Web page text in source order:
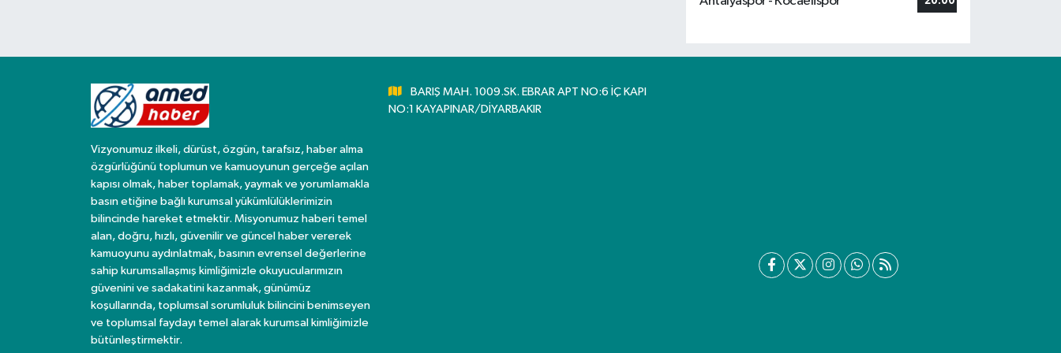
Vizyonumuz ilkeli, dürüst, özgün, tarafsız, haber alma
özgürlüğünü toplumun ve kamuoyunun gerçeğe açılan
kapısı olmak, haber toplamak, yaymak ve yorumlamakla
basın etiğine bağlı kurumsal yükümlülüklerimizin
bilincinde hareket etmektir. Misyonumuz haberi temel
alan, doğru, hızlı, güvenilir ve güncel haber vererek
kamuoyunu aydınlatmak, basının evrensel değerlerine
sahip kurumsallaşmış kimliğimizle okuyucularımızın
güvenini ve sadakatini kazanmak, günümüz
koşullarında, toplumsal sorumluluk bilincini benimseyen
ve toplumsal faydayı temel alarak kurumsal kimliğimizle
bütünleştirmektir.
BARIŞ MAH. 1009.SK. EBRAR APT NO:6 İÇ KAPI
NO:1 KAYAPINAR/DİYARBAKIR